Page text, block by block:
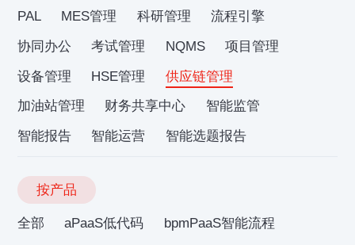
PAL
MES管理 科研管理
流程引擎
协同办公
考试管理 NQMS
项目管理
设备管理
HSE管理
供应链管理
加油站管理
财务共享中心
智能监管
智能报告
智能运营 智能选题报告
按产品
全部 aPaaS低代码
bpmPaaS智能流程